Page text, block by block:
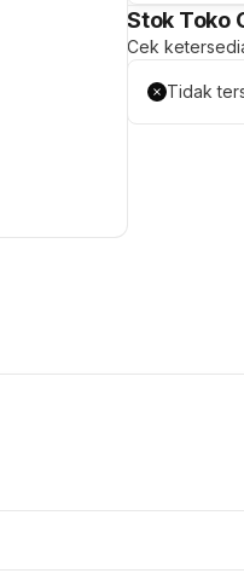
Stok Toko
Cek
Tidak